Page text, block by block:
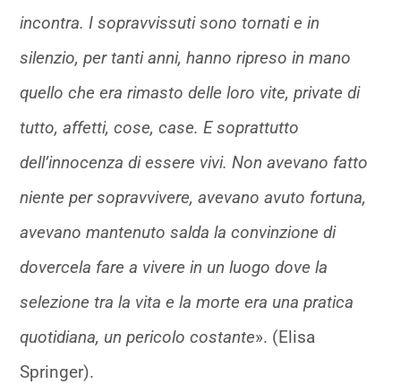
incontra. I sopravvissuti sono tornati e in
silenzio, per tanti anni, hanno ripreso in mano
quello che era rimasto delle loro vite, private di
tutto, affetti, cose, case. E soprattutto
dell’innocenza di essere vivi. Non avevano fatto
niente per sopravvivere, avevano avuto fortuna,
avevano mantenuto salda la convinzione di
dovercela fare a vivere in un luogo dove la
selezione tra la vita e la morte era una pratica
quotidiana, un pericolo costante». (Elisa
Springer).